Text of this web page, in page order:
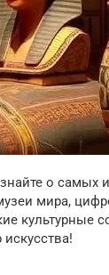
о самых
мира,
культурные